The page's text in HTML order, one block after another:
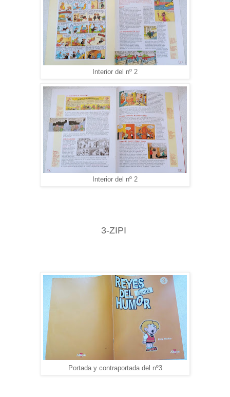
Interior del nº 2
Interior del nº 2
3-ZIPI
Portada y contraportada del nº3